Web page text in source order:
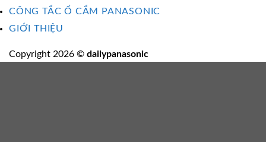
CÔNG TẮC Ổ CẮM PANASONIC
GIỚI THIỆU
Copyright 2026 © dailypanasonic